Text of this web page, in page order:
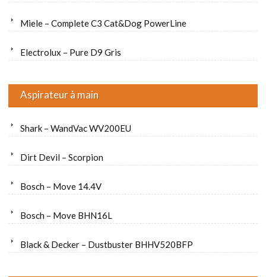
Miele – Complete C3 Cat&Dog PowerLine
Electrolux – Pure D9 Gris
Aspirateur à main
Shark – WandVac WV200EU
Dirt Devil – Scorpion
Bosch – Move 14.4V
Bosch – Move BHN16L
Black & Decker – Dustbuster BHHV520BFP